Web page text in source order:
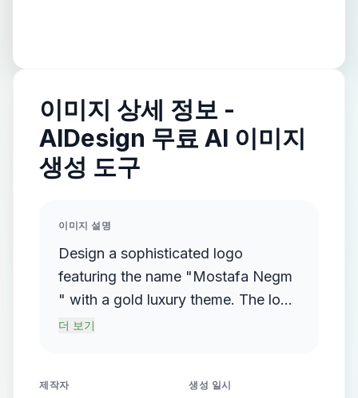
이미지 상세 정보 -
AIDesign 무료 AI 이미지
생성 도구
이미지 설명
Design a sophisticated logo
featuring the name "Mostafa Negm
" with a gold luxury theme. The logo
should incorporate a flowing,
the background, creating a sense of
더 보기
제작자 생성 일시